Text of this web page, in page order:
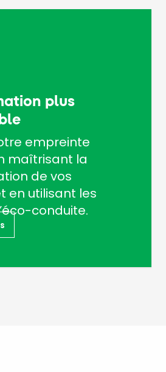
plus
empreinte
maîtrisant la
de vos
en utilisant les
conduite.